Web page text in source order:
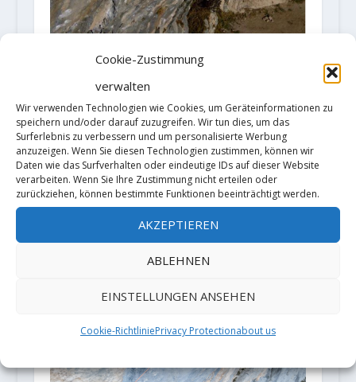
Cookie-Zustimmung
verwalten
Wir verwenden Technologien wie Cookies, um Geräteinformationen zu
speichern und/oder darauf zuzugreifen. Wir tun dies, um das
Surferlebnis zu verbessern und um personalisierte Werbung
anzuzeigen. Wenn Sie diesen Technologien zustimmen, können wir
Daten wie das Surfverhalten oder eindeutige IDs auf dieser Website
verarbeiten. Wenn Sie Ihre Zustimmung nicht erteilen oder
zurückziehen, können bestimmte Funktionen beeinträchtigt werden.
AKZEPTIEREN
ABLEHNEN
EINSTELLUNGEN ANSEHEN
Cookie-RichtliniePrivacy Protectionabout us
Jakob Schubert klettert seine
dritte 9b
6. Januar 2018